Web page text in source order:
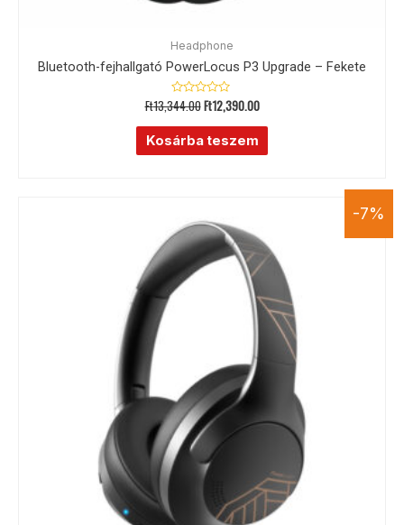
Headphone
Bluetooth-fejhallgató PowerLocus P3 Upgrade – Fekete
Értékelés:
0
/
5
Ft13,344.00Ft12,390.00
Kosárba teszem
-7%